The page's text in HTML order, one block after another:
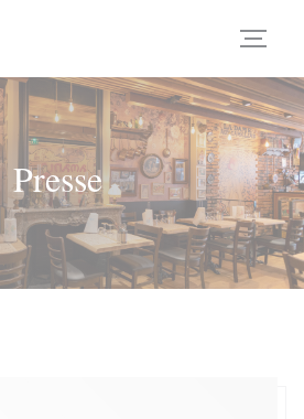
en matière de cookies
Presse